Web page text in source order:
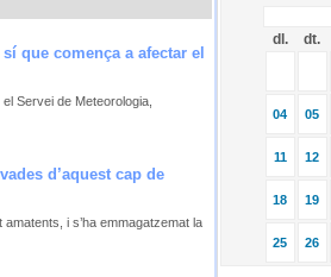
que comença a afectar el
Servei de Meteorologia,
d’aquest cap de
i s’ha emmagatzemat la
dl. dt.
04 05
11 12
18 19
25 26